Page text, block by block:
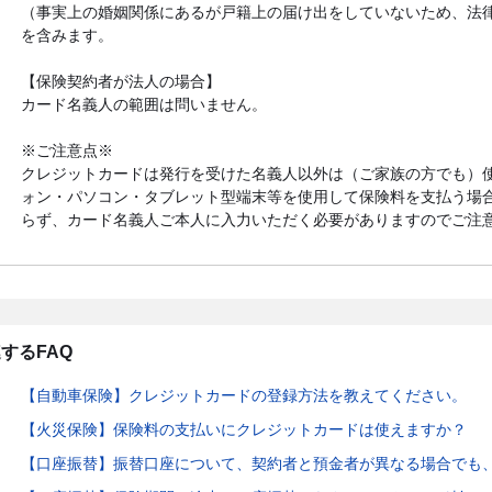
（事実上の婚姻関係にあるが戸籍上の届け出をしていないため、
を含みます。
【保険契約者が法人の場合】
カード名義人の範囲は問いません。
※ご注意点※
クレジットカードは発行を受けた名義人以外は（ご家族の方でも）
ォン・パソコン・タブレット型端末等を使用して保険料を支払う場
らず、カード名義人ご本人に入力いただく必要がありますのでご注
るFAQ
【自動車保険】クレジットカードの登録方法を教えてください。
【火災保険】保険料の支払いにクレジットカードは使えますか？
【口座振替】振替口座について、契約者と預金者が異なる場合でも